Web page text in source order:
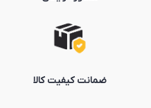
ضمانت کیفیت کالا